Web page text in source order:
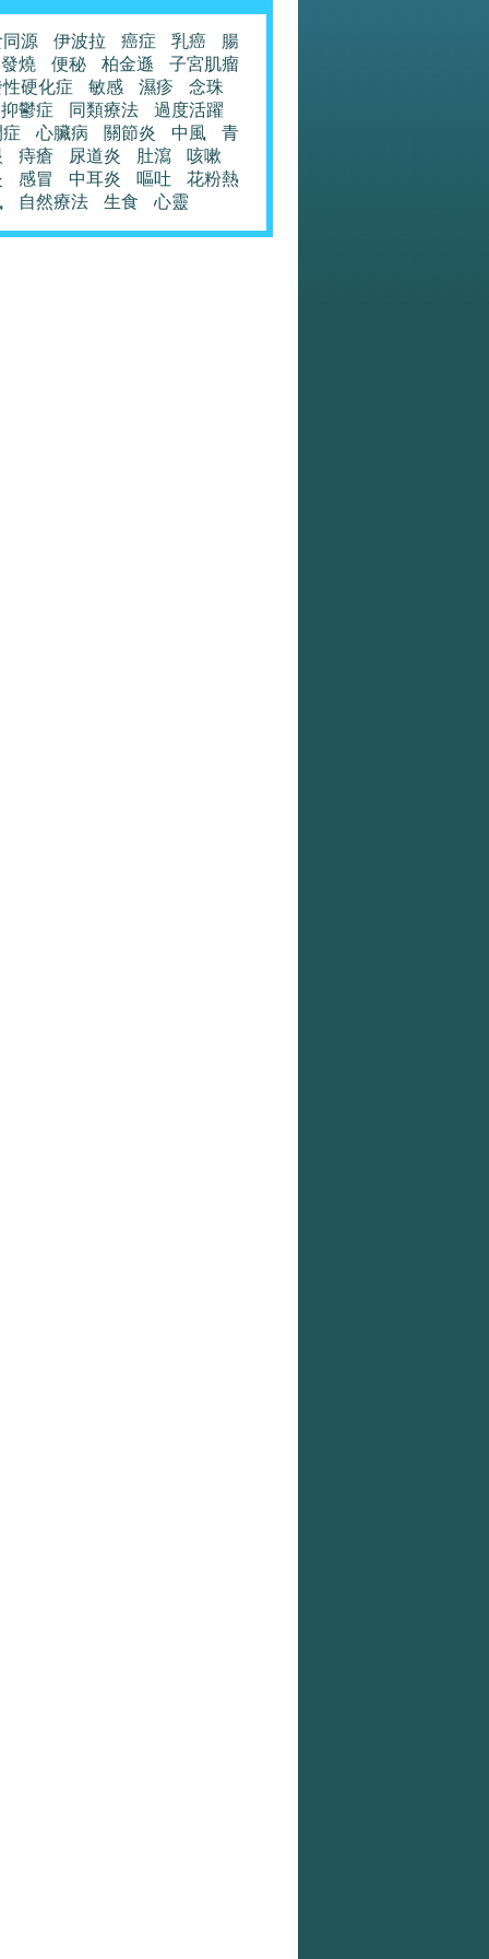
源 伊波拉 癌症 乳癌
腸
發燒 便秘 柏金遜
子宮肌瘤
性硬化症
敏感 濕疹
念珠
抑鬱症 同類療法
過度活躍
症
心臟病 關節炎 中風
青
痔瘡 尿道炎 肚瀉
咳嗽
感冒 中耳炎 嘔吐
花粉熱
自然療法 生食 心靈